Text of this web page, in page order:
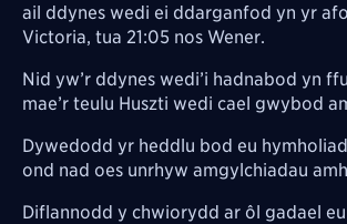
ail ddynes wedi ei ddarganfod yn yr
Victoria, tua 21:05 nos Wener.
Nid yw’r ddynes wedi’i hadnabod yn
mae’r teulu Huszti wedi cael gwybod
Dywedodd yr heddlu bod eu
ond nad oes unrhyw amgylchiadau
Diflannodd y chwiorydd ar ôl gadael